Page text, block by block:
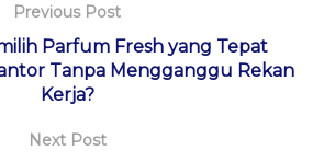
Previous Post
Parfum Fresh yang Tepat
Tanpa Mengganggu Rekan
Kerja?
Next Post